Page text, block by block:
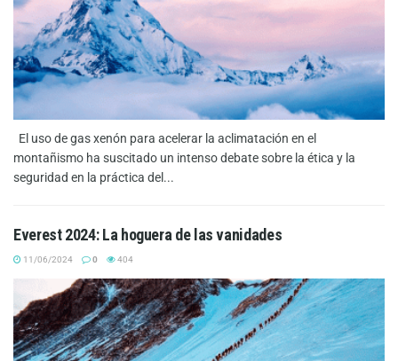
El uso de gas xenón para acelerar la aclimatación en el
montañismo ha suscitado un intenso debate sobre la ética y la
seguridad en la práctica del...
Everest 2024: La hoguera de las vanidades
11/06/2024 0 404